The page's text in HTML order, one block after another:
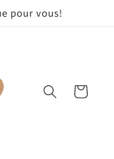
pour vous!
Panier